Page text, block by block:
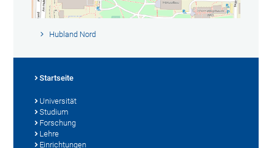
Hubland Nord
Startseite
Universität
Studium
Forschung
Lehre
Einrichtungen